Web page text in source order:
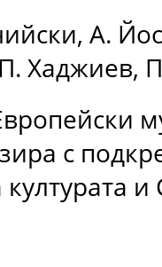
А.
Хаджиев,
с
и